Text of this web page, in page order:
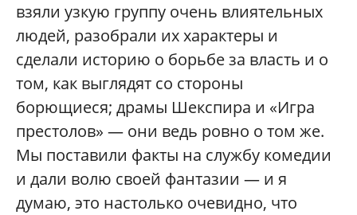
взяли узкую группу очень влиятельных
людей, разобрали их характеры и
сделали историю о борьбе за власть и о
том, как выглядят со стороны
борющиеся; драмы Шекспира и «Игра
престолов» — они ведь ровно о том же.
Мы поставили факты на службу комедии
и дали волю своей фантазии — и я
думаю, это настолько очевидно, что